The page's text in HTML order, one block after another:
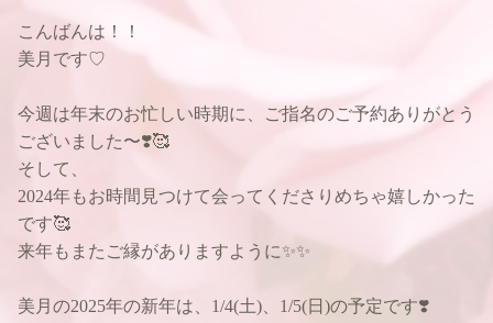
こんばんは！！
美月です♡
今週は年末のお忙しい時期に、ご指名のご予約ありがとう
ございました〜❣️🥰
そして、
2024年もお時間見つけて会ってくださりめちゃ嬉しかった
です🥰
来年もまたご縁がありますように✨✨
美月の2025年の新年は、1/4(土)、1/5(日)の予定です❣️